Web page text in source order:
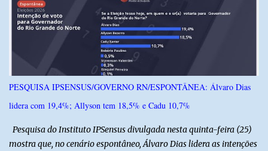
técnicas, a feira contará com programação cultural. No dia 20 de
agosto, o público poderá prestigiar o show de humor com Mução,
seguido de apresentação musical de Vê Barreto. A Frut & Tec
reforça a importância do Distrito de Irrigação do Baixo Açu como
referência na fruticultura irrigada, promovendo conhecimento,
inovação e oportunidades para o desenvolvimento do agronegócio
potiguar. @associacaodiba
PESQUISA IPSENSUS/GOVERNO RN/ESPONTÂNEA: Álvaro Dias
lidera com 19,4%; Allyson tem 18,5% e Cadu 10,7%
Pesquisa do Instituto IPSensus divulgada nesta quinta-feira (25)
mostra que, no cenário espontâneo, Álvaro Dias lidera as intenções